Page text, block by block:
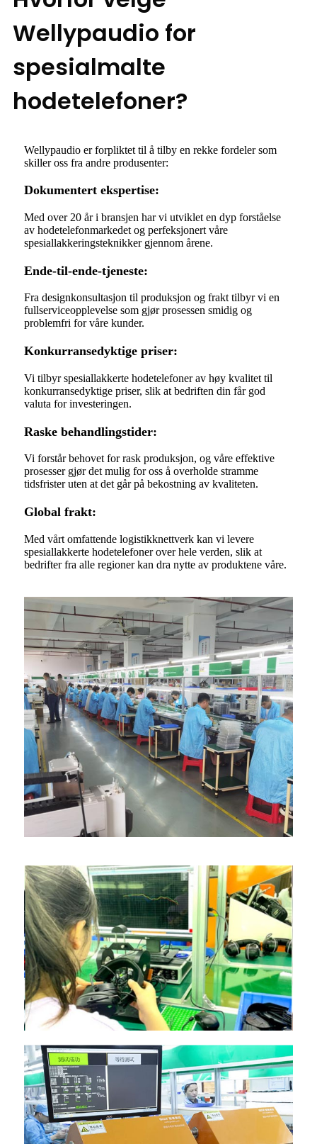
Wellypaudio for
spesialmalte
hodetelefoner?
Wellypaudio er forpliktet til å tilby en rekke fordeler som
skiller oss fra andre produsenter:
Dokumentert ekspertise:
Med over 20 år i bransjen har vi utviklet en dyp forståelse
av hodetelefonmarkedet og perfeksjonert våre
spesiallakkeringsteknikker gjennom årene.
Ende-til-ende-tjeneste:
Fra designkonsultasjon til produksjon og frakt tilbyr vi en
fullserviceopplevelse som gjør prosessen smidig og
problemfri for våre kunder.
Konkurransedyktige priser:
Vi tilbyr spesiallakkerte hodetelefoner av høy kvalitet til
konkurransedyktige priser, slik at bedriften din får god
valuta for investeringen.
Raske behandlingstider:
Vi forstår behovet for rask produksjon, og våre effektive
prosesser gjør det mulig for oss å overholde stramme
tidsfrister uten at det går på bekostning av kvaliteten.
Global frakt:
Med vårt omfattende logistikknettverk kan vi levere
spesiallakkerte hodetelefoner over hele verden, slik at
bedrifter fra alle regioner kan dra nytte av produktene våre.